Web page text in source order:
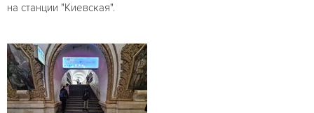
на станции "Киевская".